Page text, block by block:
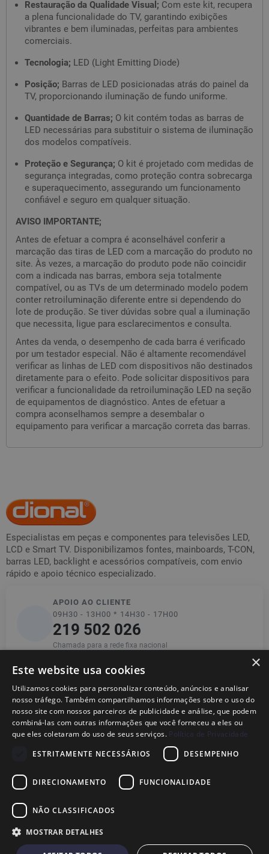
Restauração da Qualidade Visual; Com este kit, recupera
a plena funcionalidade do TV, garantindo exibições
vibrantes e bem iluminadas, perfeitas para ambientes
comerciais.
Tecnologia; LED (Light Emitting Diode)
Posição; Barras de LED posicionadas atrás do painel da
TV, proporcionando iluminação de fundo uniforme.
Quantidade de Barras; O kit contém todas as barras de
LED necessárias para substituir o sistema de iluminação
dos modelos compatíveis.
Proteção e Segurança; O kit é projetado com medidas de
segurança integradas, como proteção contra sobrecarga
e superaquecimento, assegurando um funcionamento
confiável e seguro em qualquer situação.
AVISO IMPORTANTE;
Antes de efetuar a compra é aconselhável conferir a
marcação das tiras de LED com a marcação do produto no
site. Às vezes, a marcação do produto pode não coincidir
com a indicada nas barras, embora seja totalmente
compatível, ou as TVs de um determinado modelo podem
conter retroiluminação diferente entre si dependendo do
lote de produção. Se tiver dúvidas sobre qual a iluminação
que necessita, ligue para esclarecimentos e consulta.
Antes da venda, o desempenho de cada barra é verificado
por um testador especial. Não é altamente recomendável
verificar as linhas de LED com dispositivos não destinados
diretamente para o efeito. Pode solicitar dispositivos para
verificar a funcionalidade da retroiluminação LED na seção
de equipamentos de diagnóstico. Antes de efetuar a
compra aconselhamos sempre a desembalar o
equipamento para verificar a marcação correta das barras.
Especialistas em peças e componentes para televisões LED,
LCD e Smart TV. Disponibilizamos fontes, mainboards, T-CON,
barras LED, backlight e acessórios compatíveis, com envio
rápido e apoio técnico especializado.
APOIO AO CLIENTE
09H30 - 13H00 * 14H30 - 17H00
219 502 026
Chamada para a rede fixa nacional
Informações
TVs em Portugal
×
Este website usa cookies
Utilizamos cookies para personalizar conteúdo, anúncios e analisar
nosso tráfego. Também compartilhamos informações sobre o uso do
nosso site com nossos parceiros de publicidade e análise, que podem
combiná-las com outras informações que você forneceu a eles ou
que eles coletaram do uso de seus serviços. Política de Privacidade
ESTRITAMENTE NECESSÁRIOS
DESEMPENHO
DIRECIONAMENTO FUNCIONALIDADE
NÃO CLASSIFICADOS
MOSTRAR DETALHES